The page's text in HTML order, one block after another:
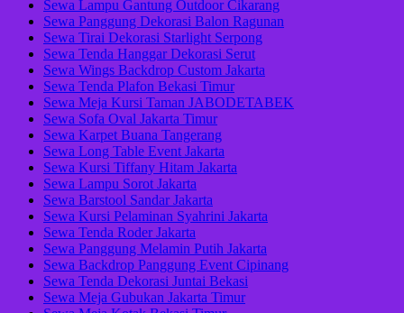
Sewa Lampu Gantung Outdoor Cikarang
Sewa Panggung Dekorasi Balon Ragunan
Sewa Tirai Dekorasi Starlight Serpong
Sewa Tenda Hanggar Dekorasi Serut
Sewa Wings Backdrop Custom Jakarta
Sewa Tenda Plafon Bekasi Timur
Sewa Meja Kursi Taman JABODETABEK
Sewa Sofa Oval Jakarta Timur
Sewa Karpet Buana Tangerang
Sewa Long Table Event Jakarta
Sewa Kursi Tiffany Hitam Jakarta
Sewa Lampu Sorot Jakarta
Sewa Barstool Sandar Jakarta
Sewa Kursi Pelaminan Syahrini Jakarta
Sewa Tenda Roder Jakarta
Sewa Panggung Melamin Putih Jakarta
Sewa Backdrop Panggung Event Cipinang
Sewa Tenda Dekorasi Juntai Bekasi
Sewa Meja Gubukan Jakarta Timur